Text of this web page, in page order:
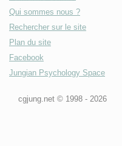
Qui sommes nous ?
Rechercher sur le site
Plan du site
Facebook
Jungian Psychology Space
cgjung.net © 1998 - 2026